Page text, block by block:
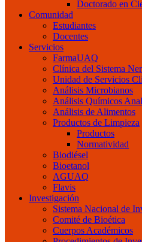
Doctorado en
Comunidad
Estudiantes
Docentes
Servicios
FarmaUAQ
Clínica del Sistema
Unidad de Servicios
Análisis Microbianos
Análisis Químicos
Análisis de Alimentos
Productos de Limpieza
Productos
Normatividad
Biodiésel
Bioetanol
AGUAQ
Flavis
Investigación
Sistema Nacional de
Comité de Bioética
Cuerpos Académicos